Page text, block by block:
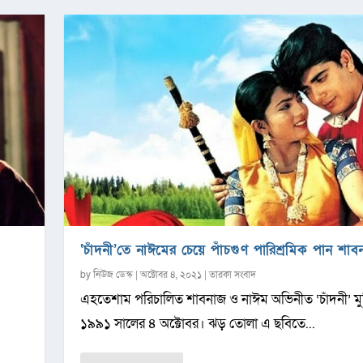
‘চাঁদনী’তে নাঈমের চেয়ে পাঁচগুণ পারিশ্রমিক পান
byনিউজ ডেস্ক|অক্টোবর ৪, ২০২১|তারকা সংবাদ
এহতেশাম পরিচালিত শাবনাজ ও নাঈম অভিনীত ‘চাঁদনী’
১৯৯১ সালের ৪ অক্টোবর। ঝড় তোলা এ ছবিতে...